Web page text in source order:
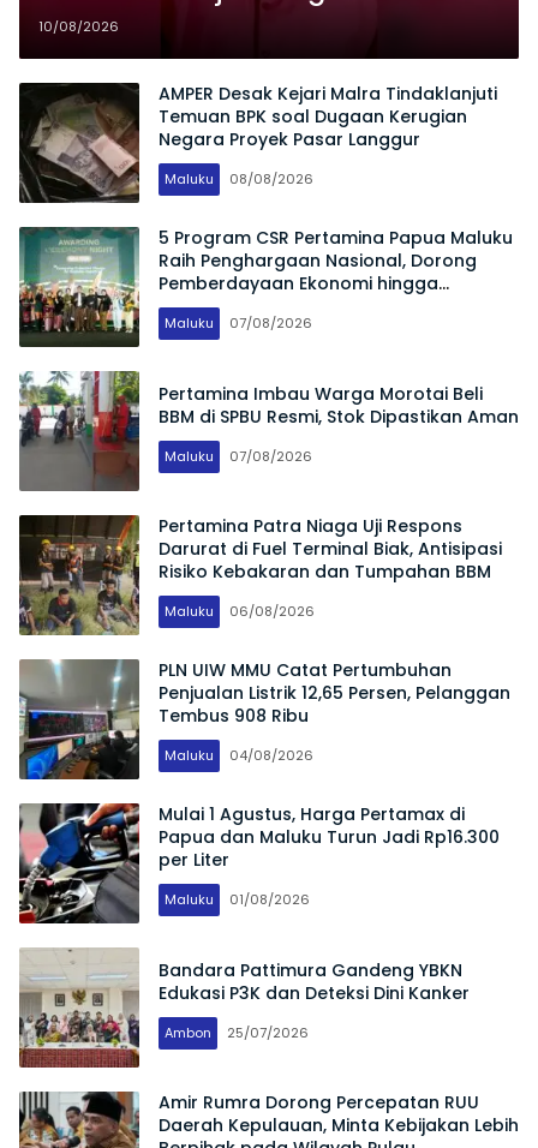
10/08/2026
AMPER Desak Kejari Malra Tindaklanjuti
Temuan BPK soal Dugaan Kerugian
Negara Proyek Pasar Langgur
Maluku 08/08/2026
5 Program CSR Pertamina Papua Maluku
Raih Penghargaan Nasional, Dorong
Pemberdayaan Ekonomi hingga
Konservasi Lingkungan
Maluku 07/08/2026
Pertamina Imbau Warga Morotai Beli
BBM di SPBU Resmi, Stok Dipastikan Aman
Maluku 07/08/2026
Pertamina Patra Niaga Uji Respons
Darurat di Fuel Terminal Biak, Antisipasi
Risiko Kebakaran dan Tumpahan BBM
Maluku 06/08/2026
PLN UIW MMU Catat Pertumbuhan
Penjualan Listrik 12,65 Persen, Pelanggan
Tembus 908 Ribu
Maluku 04/08/2026
Mulai 1 Agustus, Harga Pertamax di
Papua dan Maluku Turun Jadi Rp16.300
per Liter
Maluku 01/08/2026
Bandara Pattimura Gandeng YBKN
Edukasi P3K dan Deteksi Dini Kanker
Ambon 25/07/2026
Amir Rumra Dorong Percepatan RUU
Daerah Kepulauan, Minta Kebijakan Lebih